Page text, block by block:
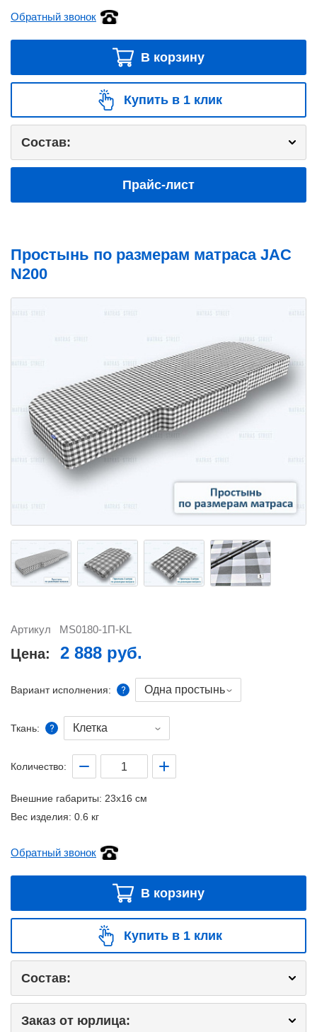
Обратный звонок
В корзину
Купить в 1 клик
Состав:
Прайс-лист
Простынь по размерам матраса JAC
N200
Артикул MS0180-1П-KL
Цена: 2 888 руб.
Вариант исполнения: Одна простынь
Ткань: Клетка
Количество:
Внешние габариты: 23x16 см
Вес изделия: 0.6 кг
Обратный звонок
В корзину
Купить в 1 клик
Состав:
Заказ от юрлица: